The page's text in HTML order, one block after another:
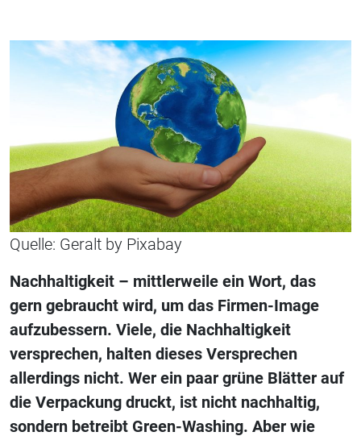
Quelle: Geralt by Pixabay
Nachhaltigkeit – mittlerweile ein Wort, das
gern gebraucht wird, um das Firmen-Image
aufzubessern. Viele, die Nachhaltigkeit
versprechen, halten dieses Versprechen
allerdings nicht. Wer ein paar grüne Blätter auf
die Verpackung druckt, ist nicht nachhaltig,
sondern betreibt Green-Washing. Aber wie